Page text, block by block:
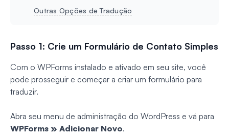
Outras Opções de Tradução
Passo 1: Crie um Formulário de Contato Simples
Com o WPForms instalado e ativado em seu site, você
pode prosseguir e começar a criar um formulário para
traduzir.
Abra seu menu de administração do WordPress e vá para
WPForms » Adicionar Novo.